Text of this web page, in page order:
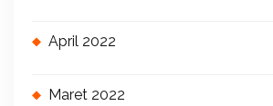
April 2022
Maret 2022